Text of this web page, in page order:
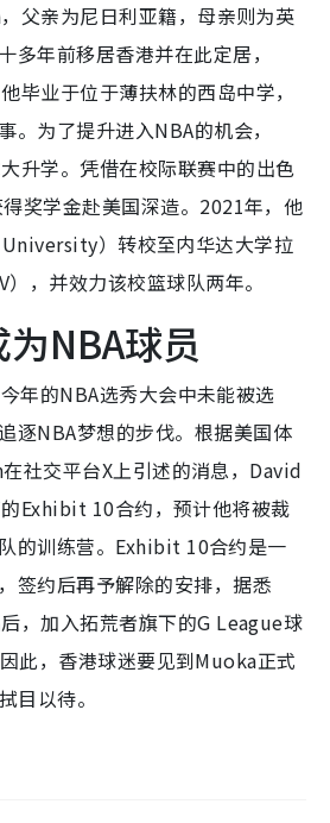
父亲为尼日利亚籍，母亲则为英
多年前移居香港并在此定居，
毕业于位于薄扶林的西岛中学，
。为了提升进入NBA的机会，
升学。凭借在校际联赛中的出色
奖学金赴美国深造。2021年，他
）转校至内华达大学拉
，并效力该校篮球队两年。
NBA球员
年的NBA选秀大会中未能被选
逐NBA梦想的步伐。根据美国体
社交平台X上引述的消息，David
Exhibit 10合约，预计他将被裁
的训练营。Exhibit 10合约是一
签约后再予解除的安排，据悉
，加入拓荒者旗下的G League球
此，香港球迷要见到Muoka正式
目以待。